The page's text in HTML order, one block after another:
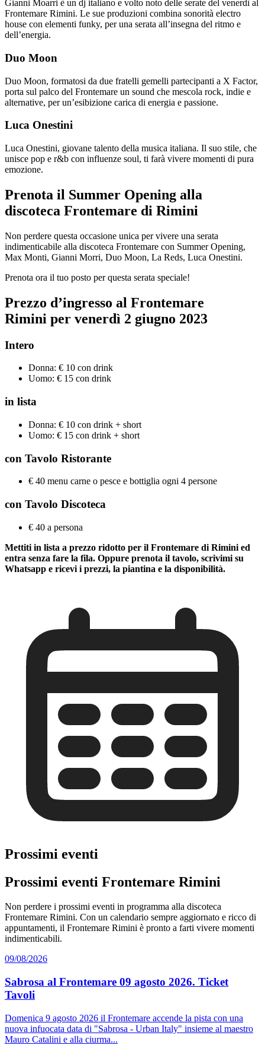
Gianni Moarri è un dj italiano e volto noto delle serate del venerdì al
Frontemare Rimini. Le sue produzioni combina sonorità electro
house con elementi funky, per una serata all’insegna del ritmo e
dell’energia.
Duo Moon
Duo Moon, formatosi da due fratelli gemelli partecipanti a X Factor,
porta sul palco del Frontemare un sound che mescola rock, indie e
alternative, per un’esibizione carica di energia e passione.
Luca Onestini
Luca Onestini, giovane talento della musica italiana. Il suo stile, che
unisce pop e r&b con influenze soul, ti farà vivere momenti di pura
emozione.
Prenota il Summer Opening alla
discoteca Frontemare di Rimini
Non perdere questa occasione unica per vivere una serata
indimenticabile alla discoteca Frontemare con Summer Opening,
Max Monti, Gianni Morri, Duo Moon, La Reds, Luca Onestini.
Prenota ora il tuo posto per questa serata speciale!
Prezzo d’ingresso al Frontemare
Rimini per venerdì 2 giugno 2023
Intero
Donna: € 10 con drink
Uomo: € 15 con drink
in lista
Donna: € 10 con drink + short
Uomo: € 15 con drink + short
con Tavolo Ristorante
€ 40 menu carne o pesce e bottiglia ogni 4 persone
con Tavolo Discoteca
€ 40 a persona
Mettiti in lista a prezzo ridotto per il Frontemare di Rimini ed
entra senza fare la fila. Oppure prenota il tavolo, scrivimi su
Whatsapp e ricevi i prezzi, la piantina e la disponibilità.
Prossimi eventi
Prossimi eventi Frontemare Rimini
Non perdere i prossimi eventi in programma alla discoteca
Frontemare Rimini. Con un calendario sempre aggiornato e ricco di
appuntamenti, il Frontemare Rimini è pronto a farti vivere momenti
indimenticabili.
09/08/2026
Sabrosa al Frontemare 09 agosto 2026. Ticket
Tavoli
Domenica 9 agosto 2026 il Frontemare accende la pista con una
nuova infuocata data di "Sabrosa - Urban Italy" insieme al maestro
Mauro Catalini e alla ciurma...